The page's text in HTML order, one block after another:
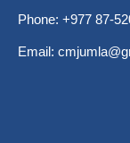
Phone: +977 87-
Email: